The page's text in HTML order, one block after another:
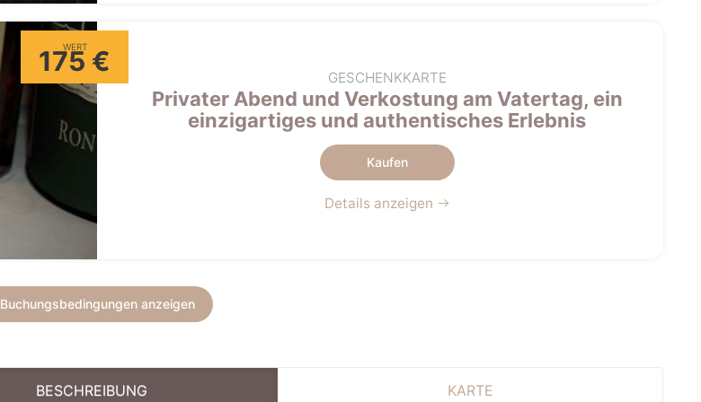
WERT
175 € GESCHENKKARTE
Privater Abend und Verkostung am Vatertag, ein
einzigartiges und authentisches Erlebnis
Kaufen
Details anzeigen
Buchungsbedingungen anzeigen
BESCHREIBUNG KARTE